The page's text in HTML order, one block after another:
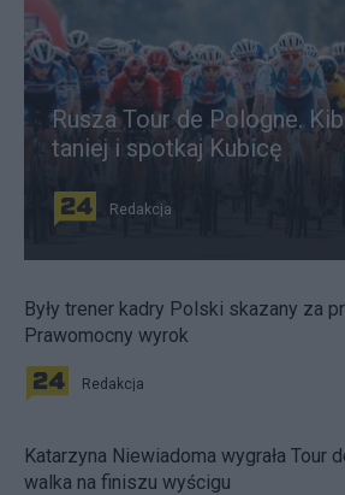
Rusza Tour de Pologne.
taniej i spotkaj Kubicę
Redakcja
Były trener kadry Polski skazany za
Prawomocny wyrok
Redakcja
Katarzyna Niewiadoma wygrała Tour
walka na finiszu wyścigu